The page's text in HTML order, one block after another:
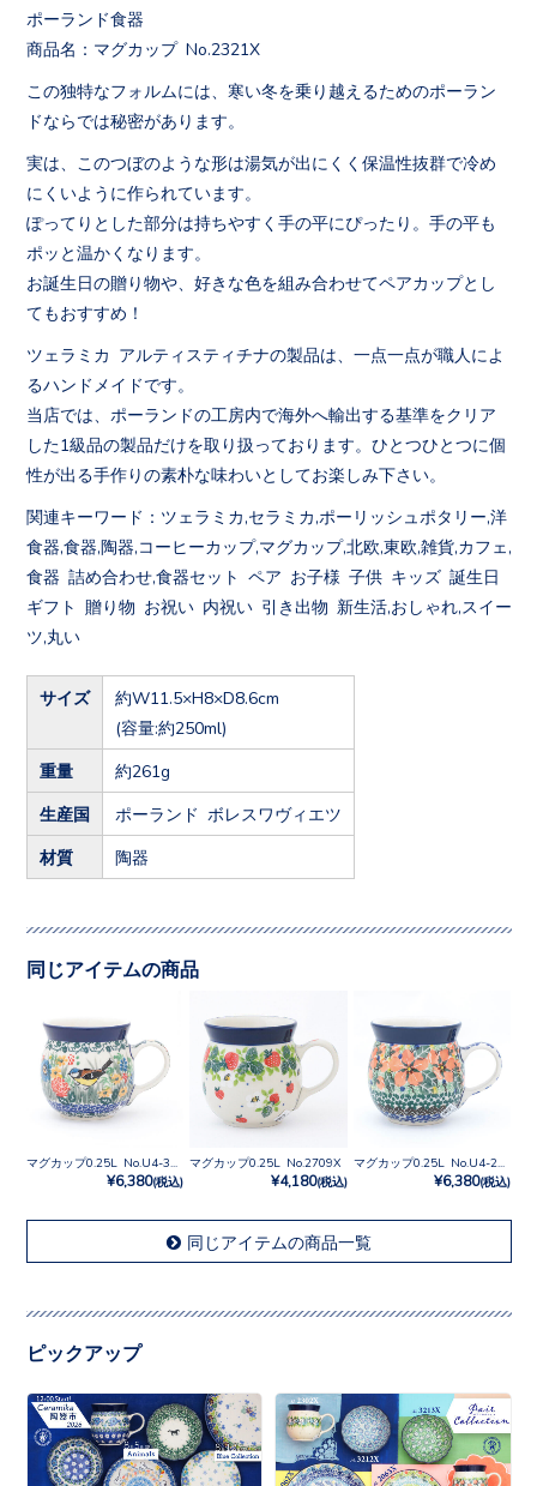
ポーランド食器
商品名：マグカップ No.2321X
この独特なフォルムには、寒い冬を乗り越えるためのポーラン
ドならでは秘密があります。
実は、このつぼのような形は湯気が出にくく保温性抜群で冷め
にくいように作られています。
ぽってりとした部分は持ちやすく手の平にぴったり。手の平も
ポッと温かくなります。
お誕生日の贈り物や、好きな色を組み合わせてペアカップとし
てもおすすめ！
ツェラミカ アルティスティチナの製品は、一点一点が職人によ
るハンドメイドです。
当店では、ポーランドの工房内で海外へ輸出する基準をクリア
した1級品の製品だけを取り扱っております。ひとつひとつに個
性が出る手作りの素朴な味わいとしてお楽しみ下さい。
関連キーワード：ツェラミカ,セラミカ,ポーリッシュポタリー,洋
食器,食器,陶器,コーヒーカップ,マグカップ,北欧,東欧,雑貨,カフェ,
食器 詰め合わせ,食器セット ペア お子様 子供 キッズ 誕生日
ギフト 贈り物 お祝い 内祝い 引き出物 新生活,おしゃれ,スイー
ツ,丸い
サイズ
約W11.5×H8×D8.6cm
(容量:約250ml)
重量 約261g
生産国 ポーランド ボレスワヴィエツ
材質 陶器
同じアイテムの商品
¥6,380(税込)
マグカップ0.25L No.2709X
¥4,180(税込) ¥6,380(税込)
同じアイテムの商品一覧
ピックアップ